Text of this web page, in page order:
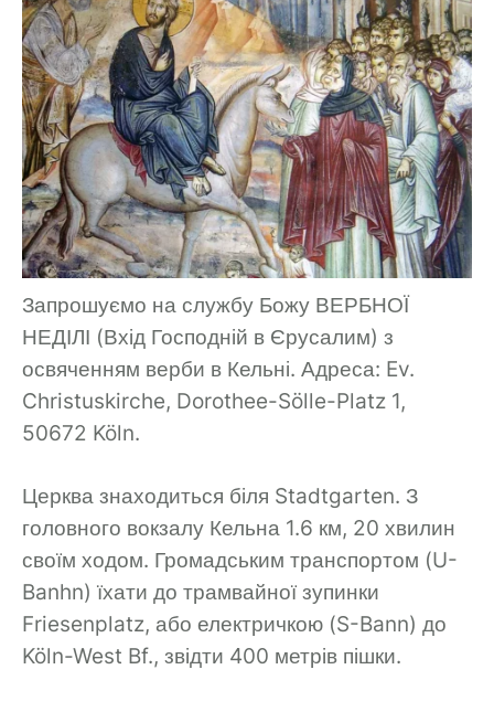
Запрошуємо на службу Божу ВЕРБНОЇ
НЕДІЛІ (Вхід Господній в Єрусалим) з
освяченням верби в Кельні. Адреса: Ev.
Christuskirche, Dorothee-Sölle-Platz 1,
50672 Köln.
Церква знаходиться біля Stadtgarten. З
головного вокзалу Кельна 1.6 км, 20 хвилин
своїм ходом. Громадським транспортом (U-
Banhn) їхати до трамвайної зупинки
Friesenplatz, або електричкою (S-Bann) до
Köln-West Bf., звідти 400 метрів пішки.